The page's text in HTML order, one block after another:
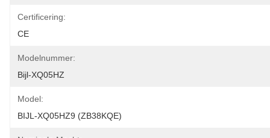
Certificering:
CE
Modelnummer:
Bijl-XQ05HZ
Model:
BIJL-XQ05HZ9 (ZB38KQE)